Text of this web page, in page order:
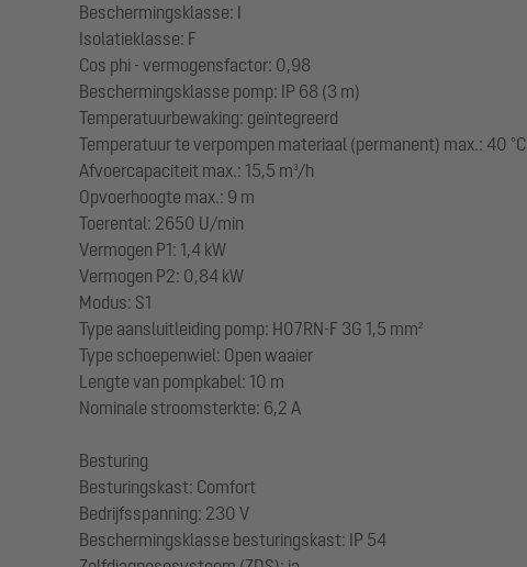
Beschermingsklasse: I
Isolatieklasse: F
Cos phi - vermogensfactor: 0,98
Beschermingsklasse pomp: IP 68 (3 m)
Temperatuurbewaking: geïntegreerd
Temperatuur te verpompen materiaal (permanent) max.: 40 °C
Afvoercapaciteit max.: 15,5 m³/h
Opvoerhoogte max.: 9 m
Toerental: 2650 U/min
Vermogen P1: 1,4 kW
Vermogen P2: 0,84 kW
Modus: S1
Type aansluitleiding pomp: H07RN-F 3G 1,5 mm²
Type schoepenwiel: Open waaier
Lengte van pompkabel: 10 m
Nominale stroomsterkte: 6,2 A
Besturing
Besturingskast: Comfort
Bedrijfsspanning: 230 V
Beschermingsklasse besturingskast: IP 54